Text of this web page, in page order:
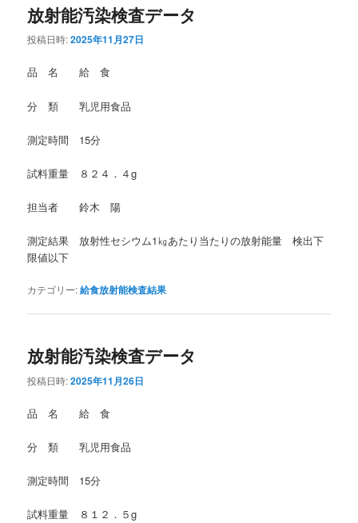
放射能汚染検査データ
投稿日時:2025年11月27日
品 名 給 食
分 類 乳児用食品
測定時間 15分
試料重量 ８２４．４g
担当者 鈴木 陽
測定結果 放射性セシウム1㎏あたり当たりの放射能量 検出下
限値以下
カテゴリー:給食放射能検査結果
放射能汚染検査データ
投稿日時:2025年11月26日
品 名 給 食
分 類 乳児用食品
測定時間 15分
試料重量 ８１２．５g